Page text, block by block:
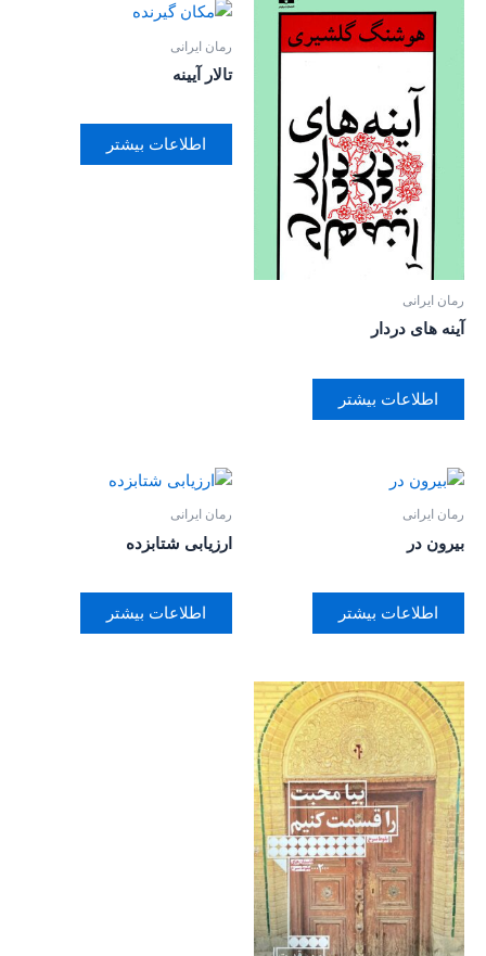
رمان ایرانی
آینه های دردار
اطلاعات بیشتر
رمان ایرانی
تالار آیینه
اطلاعات بیشتر
رمان ایرانی
بیرون در
اطلاعات بیشتر
رمان ایرانی
ارزیابی شتابزده
اطلاعات بیشتر